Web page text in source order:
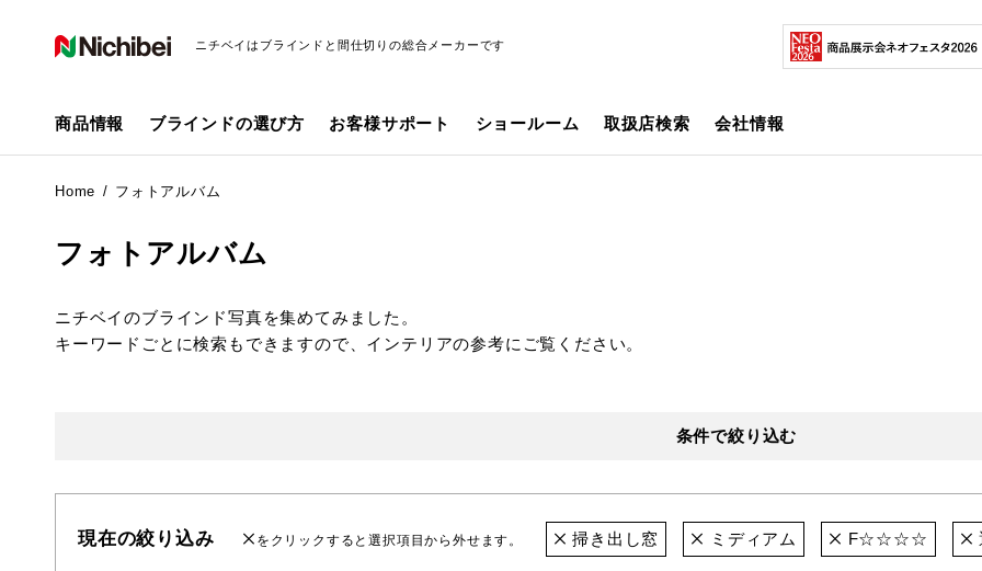
ニチベイはブラインドと間仕切りの総合メーカーです
商品情報 ブラインドの選び方 お客様サポート ショールーム 取扱店検索 会社情報
Home フォトアルバム
フォトアルバム
ニチベイのブラインド写真を集めてみました。
キーワードごとに検索もできますので、インテリアの参考にご覧ください。
条件で絞り込む
現在の絞り込み をクリックすると選択項目から外せます。 掃き出し窓 ミディアム F☆☆☆☆